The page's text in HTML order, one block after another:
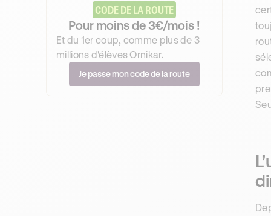
CODE DE LA ROUTE
Pour moins de 3€/mois !
Et du 1er coup, comme plus de 3
millions d'élèves Ornikar.
Je passe mon code de la route